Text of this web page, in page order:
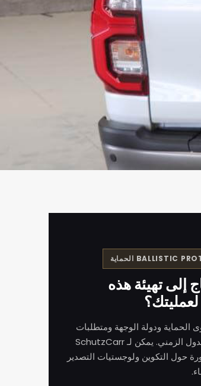
BALLISTIC الحماية
إلى تهيئة هذه
ودولة الوجهة ومتطلبات
الطاقم والجدول الزمني. يمكن لـ SchutzCarr
حول التكوين ولوجستيات التصدير